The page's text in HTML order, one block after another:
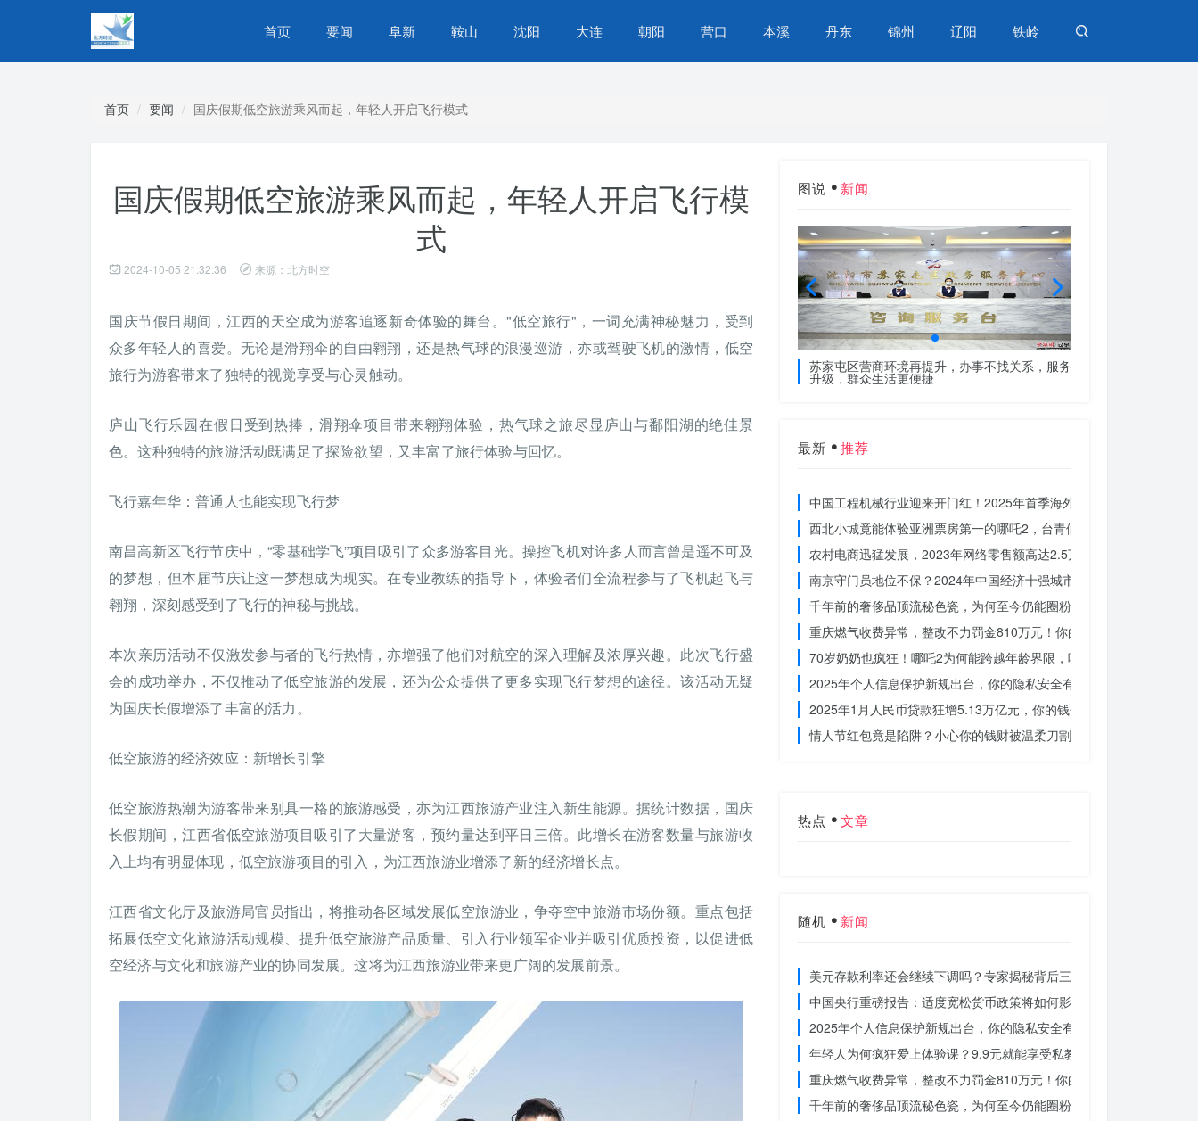
首页 要闻 阜新 鞍山 沈阳 大连 朝阳 营口 本溪 丹东 锦州 辽阳 铁岭
首页 要闻 国庆假期低空旅游乘风而起，年轻人开启飞行模式
国庆假期低空旅游乘风而起，年轻人开启飞行模
式
2024-10-05 21:32:36 来源：北方时空
国庆节假日期间，江西的天空成为游客追逐新奇体验的舞台。"低空旅行"，一词充满神秘魅力，受到
众多年轻人的喜爱。无论是滑翔伞的自由翱翔，还是热气球的浪漫巡游，亦或驾驶飞机的激情，低空
旅行为游客带来了独特的视觉享受与心灵触动。
庐山飞行乐园在假日受到热捧，滑翔伞项目带来翱翔体验，热气球之旅尽显庐山与鄱阳湖的绝佳景
色。这种独特的旅游活动既满足了探险欲望，又丰富了旅行体验与回忆。
飞行嘉年华：普通人也能实现飞行梦
南昌高新区飞行节庆中，“零基础学飞”项目吸引了众多游客目光。操控飞机对许多人而言曾是遥不可及
的梦想，但本届节庆让这一梦想成为现实。在专业教练的指导下，体验者们全流程参与了飞机起飞与
翱翔，深刻感受到了飞行的神秘与挑战。
本次亲历活动不仅激发参与者的飞行热情，亦增强了他们对航空的深入理解及浓厚兴趣。此次飞行盛
会的成功举办，不仅推动了低空旅游的发展，还为公众提供了更多实现飞行梦想的途径。该活动无疑
为国庆长假增添了丰富的活力。
低空旅游的经济效应：新增长引擎
低空旅游热潮为游客带来别具一格的旅游感受，亦为江西旅游产业注入新生能源。据统计数据，国庆
长假期间，江西省低空旅游项目吸引了大量游客，预约量达到平日三倍。此增长在游客数量与旅游收
入上均有明显体现，低空旅游项目的引入，为江西旅游业增添了新的经济增长点。
江西省文化厅及旅游局官员指出，将推动各区域发展低空旅游业，争夺空中旅游市场份额。重点包括
拓展低空文化旅游活动规模、提升低空旅游产品质量、引入行业领军企业并吸引优质投资，以促进低
空经济与文化和旅游产业的协同发展。这将为江西旅游业带来更广阔的发展前景。
图说 新闻
苏家屯区营商环境再提升，办事不找关系，服务
升级，群众生活更便捷
最新 推荐
中国工程机械行业迎来开门红！2025年首季海外订单激增，你准备好
西北小城竟能体验亚洲票房第一的哪吒2，台青们为何如此惊叹？
农村电商迅猛发展，2023年网络零售额高达2.5万亿！你还在等什么？
南京守门员地位不保？2024年中国经济十强城市大洗牌
千年前的奢侈品顶流秘色瓷，为何至今仍能圈粉世界？揭秘其神秘魅力
重庆燃气收费异常，整改不力罚金810万元！你的权益被侵犯了吗？
70岁奶奶也疯狂！哪吒2为何能跨越年龄界限，吸引全民观影？
2025年个人信息保护新规出台，你的隐私安全有保障了吗？
2025年1月人民币贷款狂增5.13万亿元，你的钱包准备好了吗？
情人节红包竟是陷阱？小心你的钱财被温柔刀割走
热点 文章
随机 新闻
美元存款利率还会继续下调吗？专家揭秘背后三大原因
中国央行重磅报告：适度宽松货币政策将如何影响你的消费？
2025年个人信息保护新规出台，你的隐私安全有保障了吗？
年轻人为何疯狂爱上体验课？9.9元就能享受私教课的秘密
重庆燃气收费异常，整改不力罚金810万元！你的权益被侵犯了吗？
千年前的奢侈品顶流秘色瓷，为何至今仍能圈粉世界？揭秘其神秘魅力